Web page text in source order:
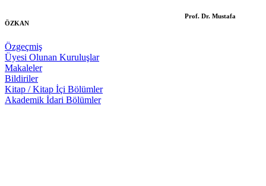
Prof. Dr. Mustafa
ÖZKAN
Özgeçmiş
Üyesi Olunan Kuruluşlar
Makaleler
Bildiriler
Kitap / Kitap İçi Bölümler
Akademik İdari Bölümler